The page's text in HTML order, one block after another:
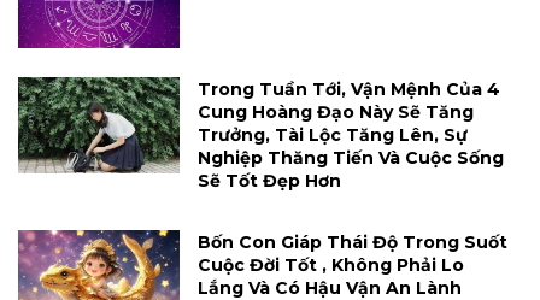
Trong Tuần Tới, Vận Mệnh Của 4
Cung Hoàng Đạo Này Sẽ Tăng
Trưởng, Tài Lộc Tăng Lên, Sự
Nghiệp Thăng Tiến Và Cuộc Sống
Sẽ Tốt Đẹp Hơn
Bốn Con Giáp Thái Độ Trong Suốt
Cuộc Đời Tốt , Không Phải Lo
Lắng Và Có Hậu Vận An Lành